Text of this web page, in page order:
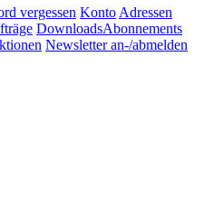
vergessen KontoAdressen
DownloadsAbonnements
Newsletter an-/abmelden